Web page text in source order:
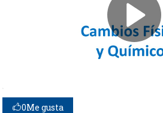
0Me gusta